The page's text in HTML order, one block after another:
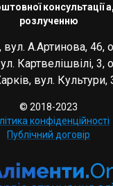
консультації
розлученню
вул. А.Артинова, 46,
Картвелішвілі, 3,
вул. Культури,
© 2018-2023
конфіденційності
Публічний договір